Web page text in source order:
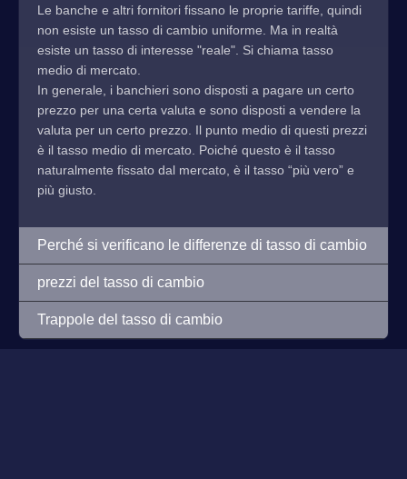
Le banche e altri fornitori fissano le proprie tariffe, quindi
non esiste un tasso di cambio uniforme. Ma in realtà
esiste un tasso di interesse "reale". Si chiama tasso
medio di mercato.
In generale, i banchieri sono disposti a pagare un certo
prezzo per una certa valuta e sono disposti a vendere la
valuta per un certo prezzo. Il punto medio di questi prezzi
è il tasso medio di mercato. Poiché questo è il tasso
naturalmente fissato dal mercato, è il tasso “più vero” e
più giusto.
Perché si verificano le differenze di tasso di cambio
prezzi del tasso di cambio
Trappole del tasso di cambio